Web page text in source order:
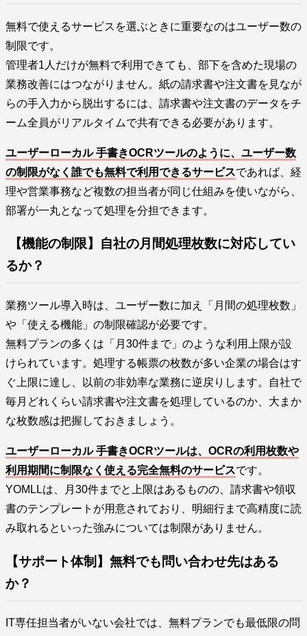
無料で使えるサービスを選ぶときに重要なのはユーザー数の
制限です。
管理者1人だけが無料で利用できても、部下を含めた現場の
業務改善にはつながりません。紙の請求書や注文書を見なが
らの手入力から脱出するには、請求書や注文書のデータをチ
ーム全員がリアルタイムで共有できる必要があります。
ユーザーローカル 手書きOCRツールのように、ユーザー数
の制限がなく誰でも無料で利用できるサービスであれば、経
理や営業事務など複数の担当者が同じ仕組みを使いながら、
部署が一丸となって処理を分担できます。
【機能の制限】自社の月間処理枚数に対応してい
るか？
業務ツール導入時は、ユーザー数に加え「月間の処理枚数」
や「使える機能」の制限確認が必要です。
無料プランの多くは「月30件まで」のような利用上限が設
けられています。処理する帳票の枚数が多い企業の場合はす
ぐ上限に達し、以前の非効率な業務に逆戻りします。自社で
毎月どれくらい請求書や注文書を処理しているのか、大まか
な枚数感は把握しておきましょう。
ユーザーローカル 手書きOCRツールは、OCRの利用枚数や
利用期間に制限なく使える完全無料のサービスです。
YOMLLは、月30件までと上限はあるものの、請求書や領収
書のテンプレートが用意されており、明細行まで高精度に読
み取れるといった強みについては制限がありません。
【サポート体制】無料でも問い合わせ先はある
か？
IT専任担当者がいない会社では、無料プランでも最低限の問